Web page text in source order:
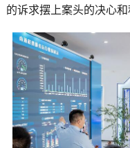
的诉求摆上案头的决心和